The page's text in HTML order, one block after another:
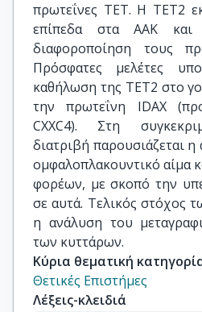
πρωτεΐνες ΤΕΤ. Η ΤΕΤ2
επίπεδα στα ΑΑΚ και
διαφοροποίηση τους
Πρόσφατες μελέτες
καθήλωση της ΤΕΤ2 στο
την πρωτεΐνη IDAX
CXXC4). Στη
διατριβή παρουσιάζεται
ομφαλοπλακουντικό αίμα
φορέων, με σκοπό την
σε αυτά. Τελικός στόχος
η ανάλυση του
των κυττάρων.
Κύρια θεματική
Θετικές Επιστήμες
Λέξεις-κλειδιά